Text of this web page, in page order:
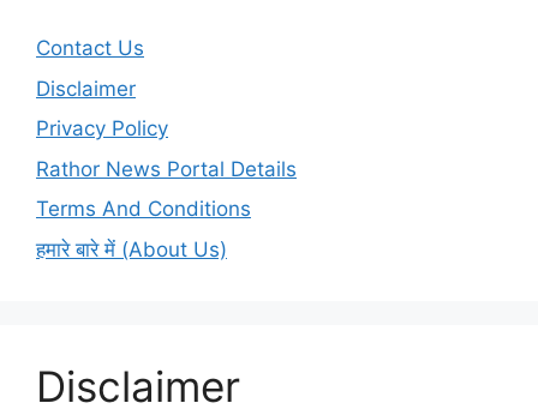
Contact Us
Disclaimer
Privacy Policy
Rathor News Portal Details
Terms And Conditions
हमारे बारे में (About Us)
Disclaimer